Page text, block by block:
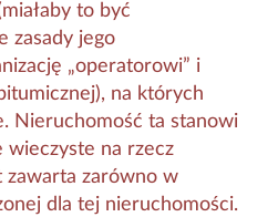
to być
zasady jego
„operatorowi” i
na których
Nieruchomość ta stanowi
wieczyste na rzecz
zawarta zarówno w
dla tej nieruchomości.